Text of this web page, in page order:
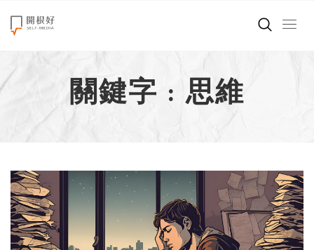
來點正能量
世界在想什麼
創造美好生活
職場商業經濟
影片專區
關鍵字 : 思維